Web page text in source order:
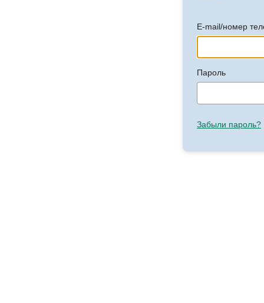
E-mail/номер
Пароль
Забыли пароль?